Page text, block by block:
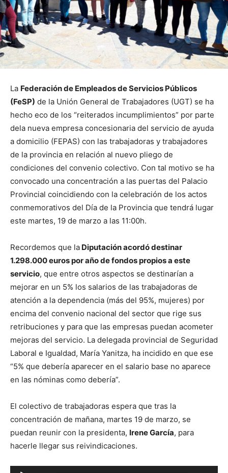
La Federación de Empleados de Servicios Públicos
(FeSP) de la Unión General de Trabajadores (UGT) se ha
hecho eco de los “reiterados incumplimientos” por parte
dela nueva empresa concesionaria del servicio de ayuda
a domicilio (FEPAS) con las trabajadoras y trabajadores
de la provincia en relación al nuevo pliego de
condiciones del convenio colectivo. Con tal motivo se ha
convocado una concentración a las puertas del Palacio
Provincial coincidiendo con la celebración de los actos
conmemorativos del Día de la Provincia que tendrá lugar
este martes, 19 de marzo a las 11:00h.
Recordemos que la Diputación acordó destinar
1.298.000 euros por año de fondos propios a este
servicio, que entre otros aspectos se destinarían a
mejorar en un 5% los salarios de las trabajadoras de
atención a la dependencia (más del 95%, mujeres) por
encima del convenio nacional del sector que rige sus
retribuciones y para que las empresas puedan acometer
mejoras del servicio. La delegada provincial de Seguridad
Laboral e Igualdad, María Yanitza, ha incidido en que ese
“5% que debería aparecer en el salario base no aparece
en las nóminas como debería”.
El colectivo de trabajadoras espera que tras la
concentración de mañana, martes 19 de marzo, se
puedan reunir con la presidenta, Irene García, para
hacerle llegar sus reivindicaciones.